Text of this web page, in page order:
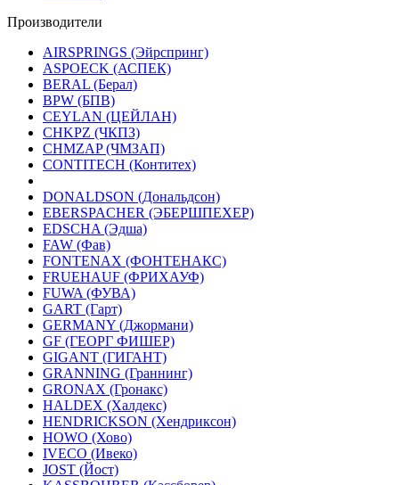
Производители
AIRSPRINGS (Эйрспринг)
ASPOECK (АСПЕК)
BERAL (Берал)
BPW (БПВ)
CEYLAN (ЦЕЙЛАН)
CHKPZ (ЧКПЗ)
CHMZAP (ЧМЗАП)
CONTITECH (Контитех)
DONALDSON (Дональдсон)
EBERSPACHER (ЭБЕРШПЕХЕР)
EDSCHA (Эдша)
FAW (Фав)
FONTENAX (ФОНТЕНАКС)
FRUEHAUF (ФРИХАУФ)
FUWA (ФУВА)
GART (Гарт)
GERMANY (Джормани)
GF (ГЕОРГ ФИШЕР)
GIGANT (ГИГАНТ)
GRANNING (Граннинг)
GRONAX (Гронакс)
HALDEX (Халдекс)
HENDRICKSON (Хендриксон)
HOWO (Хово)
IVECO (Ивеко)
JOST (Йост)